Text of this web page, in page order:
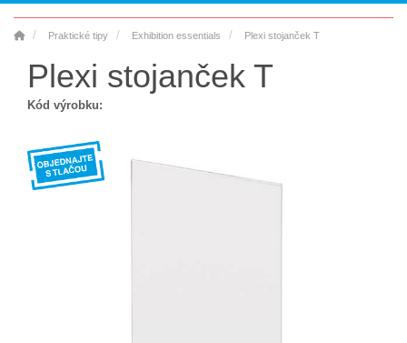
Praktické tipy Exhibition essentials Plexi stojanček T
Plexi stojanček T
Kód výrobku: